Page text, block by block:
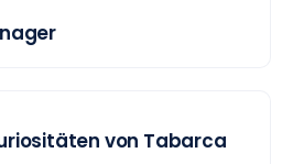
von Tabarca